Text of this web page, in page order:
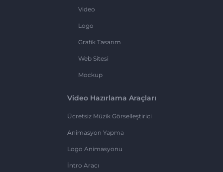
Video
Logo
Grafik Tasarım
Web Sitesi
Mockup
Video Hazırlama Araçları
Ücretsiz Müzik Görselleştirici
Animasyon Yapma
Logo Animasyonu
İntro Aracı